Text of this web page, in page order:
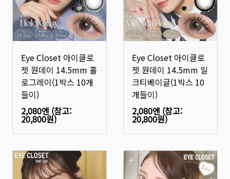
Eye Closet 아이클로
젯 원데이 14.5mm 홀
로그레이(1박스 10개
들이)
2,080엔 (참고:
20,800원)
Eye Closet 아이클로
젯 원데이 14.5mm 밀
크티베이글(1박스 10
개들이)
2,080엔 (참고:
20,800원)